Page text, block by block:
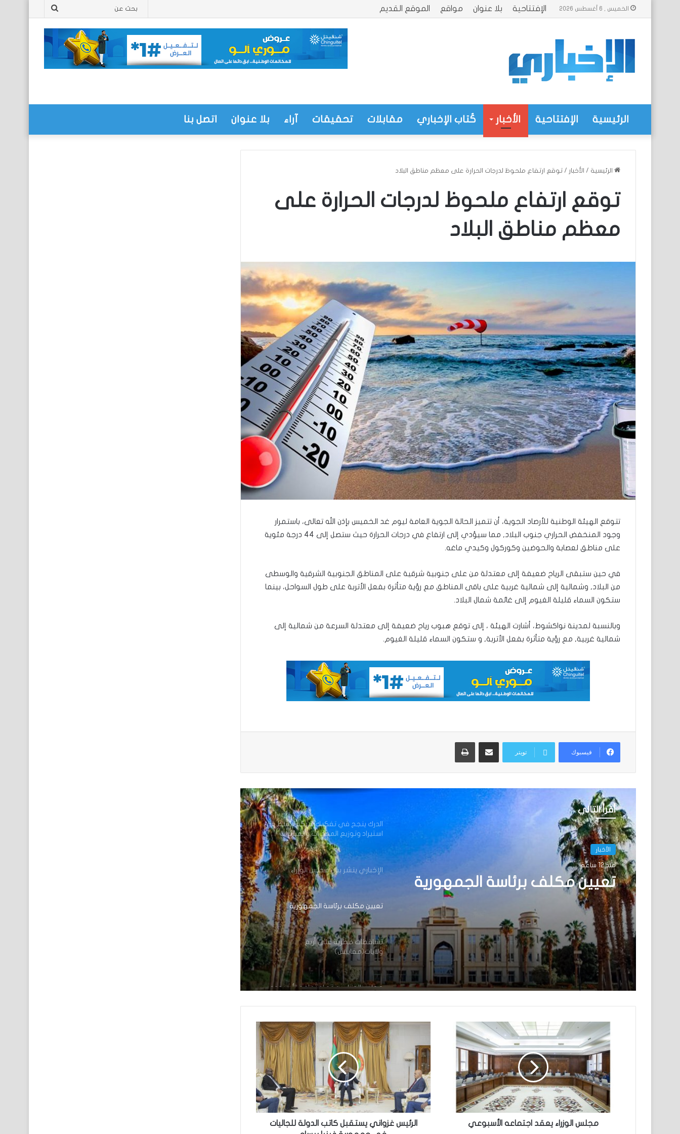
الخميس , 6 أغسطس 2026 الإفتتاحية بلا عنوان مواقع الموقع القديم بحث
الرئيسية الإفتتاحية الأخبار كُتاب الإخباري مقابلات تحقيقات آراء بلا عنوان اتصل بنا
الرئيسية / الأخبار / توقع ارتفاع ملحوظ لدرجات الحرارة على معظم مناطق البلاد
توقع ارتفاع ملحوظ لدرجات الحرارة على
معظم مناطق البلاد
تتوقع الهيئة الوطنية للأرصاد الجوية، أن تتميز الحالة الجوية العامة ليوم غد الخميس بإذن الله تعالى، باستمرار
وجود المنخفض الحراري جنوب البلاد, مما سيؤدي إلى ارتفاع في درجات الحرارة حيث ستصل إلى 44 درجة مئوية
على مناطق لعصابة والحوضين وكوركول وكيدي ماغه.
في حين ستبقى الرياح ضعيفة إلى معتدلة من على جنوبية شرقية على المناطق الجنوبية الشرقية والوسطى
من البلاد, وشمالية إلى شمالية غربية على باقى المناطق مع رؤية متأثرة بفعل الأتربة على طول السواحل، بينما
ستكون السماء قليلة الغيوم إلى غائمة شمال البلاد.
وبالنسبة لمدينة نواكشوط، أشارت الهيئة ، إلى توقع هبوب رياح ضعيفة إلى معتدلة السرعة من شمالية إلى
شمالية غربية, مع رؤية متأثرة بفعل الأتربة, و ستكون السماء قليلة الغيوم.
فيسبوك تويتر
مشاركة عبر البريد طباعة
أقرأ التالي
الأخبار
منذ 12 ساعة
تعيين مكلف برئاسة الجمهورية
تعميم جديد مشترك لتنظيم بيع ونقل
الخبز على عموم التراب الوطني
تساقطات مطرية على مناطق متفرقة
الفوري لجميع الآليات القانونية والتعاقدية
الدرك ينجح في تفكيك شبكة تنشط في
استيراد وتوزيع المخدرات والمؤثرات
الإخباري ينشر بيان مجلس الوزراء
تعيين مكلف برئاسة الجمهورية
تساقطات مطرية على أربع
ولايات(مقاييس)
مجلس الوزراء يعقد اجتماعه الأسبوعي
تعيين رئيس للمجلس الوطني للتنظيم
تعيين مستشارين بديوان الوزير الأول
تعميم جديد مشترك لتنظيم بيع ونقل
الخبز على عموم التراب الوطني
مجلس الوزراء يعقد اجتماعه الأسبوعي
الرئيس غزواني يستقبل كاتب الدولة للجاليات